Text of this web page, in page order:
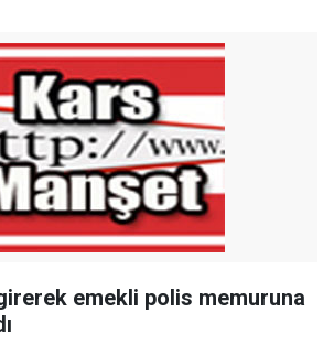
girerek emekli polis memuruna